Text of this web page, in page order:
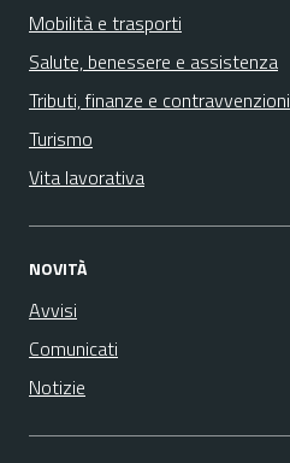
Mobilità e trasporti
Salute, benessere e assistenza
Tributi, finanze e contravvenzioni
Turismo
Vita lavorativa
NOVITÀ
Avvisi
Comunicati
Notizie